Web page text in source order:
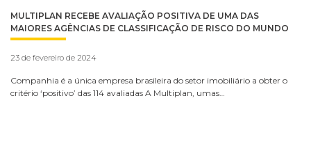
MULTIPLAN RECEBE AVALIAÇÃO POSITIVA DE UMA DAS
MAIORES AGÊNCIAS DE CLASSIFICAÇÃO DE RISCO DO MUNDO
23 de fevereiro de 2024
Companhia é a única empresa brasileira do setor imobiliário a obter o
critério ‘positivo’ das 114 avaliadas A Multiplan, umas…